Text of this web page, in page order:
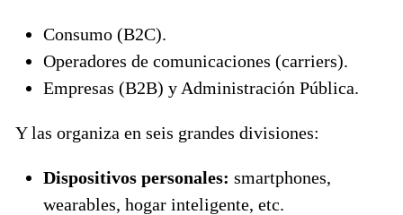
Consumo (B2C).
Operadores de comunicaciones (carriers).
Empresas (B2B) y Administración Pública.
Y las organiza en seis grandes divisiones:
Dispositivos personales: smartphones,
wearables, hogar inteligente, etc.